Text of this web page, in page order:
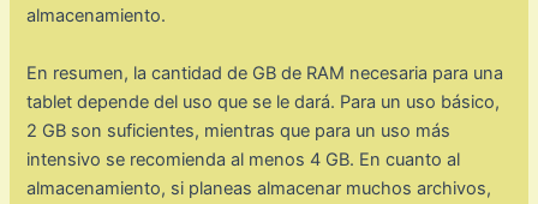
almacenamiento.
En resumen, la cantidad de GB de RAM necesaria para una
tablet depende del uso que se le dará. Para un uso básico,
2 GB son suficientes, mientras que para un uso más
intensivo se recomienda al menos 4 GB. En cuanto al
almacenamiento, si planeas almacenar muchos archivos,